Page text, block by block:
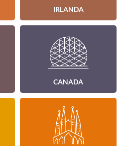
IRLANDA
CANADA